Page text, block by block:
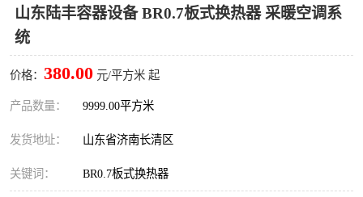
山东陆丰容器设备 BR0.7板式换热器 采暖空调系
统
价格： 380.00 元/平方米 起
产品数量： 9999.00平方米
发货地址： 山东省济南长清区
关键词： BR0.7板式换热器